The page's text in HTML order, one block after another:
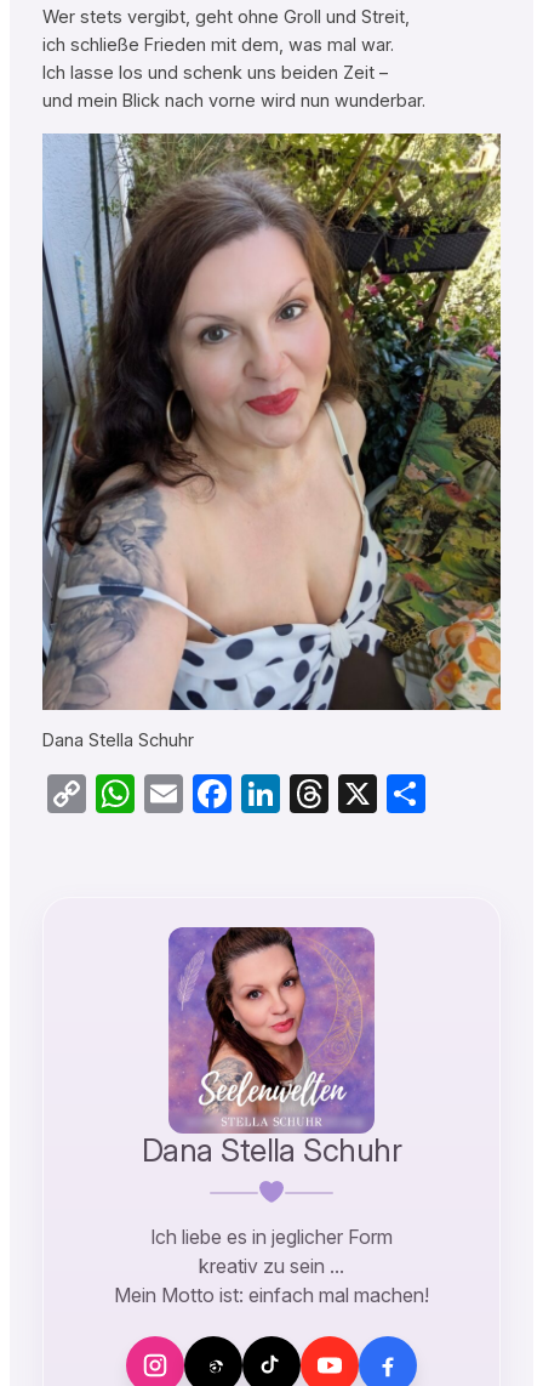
Wer stets vergibt, geht ohne Groll und Streit,
ich schließe Frieden mit dem, was mal war.
Ich lasse los und schenk uns beiden Zeit –
und mein Blick nach vorne wird nun wunderbar.
Dana Stella Schuhr
CopyWhatsApp
EmailFacebook
LinkedIn
Threads
X Teilen
Dana Stella Schuhr
Ich liebe es in jeglicher Form
kreativ zu sein …
Mein Motto ist: einfach mal machen!